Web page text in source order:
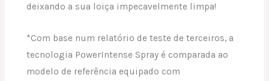
deixando a sua loiça impecavelmente limpa!
*Com base num relatório de teste de terceiros, a
tecnologia PowerIntense Spray é comparada ao
modelo de referência equipado com